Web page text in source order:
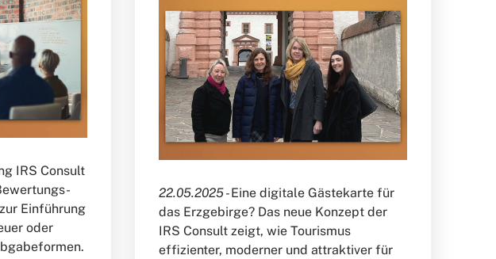
IRS Consult
Einführung
oder
22.05.2025 -Eine digitale Gästekarte für
das Erzgebirge? Das neue Konzept der
IRS Consult zeigt, wie Tourismus
effizienter, moderner und attraktiver für